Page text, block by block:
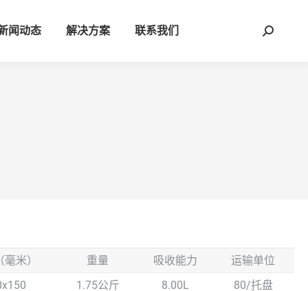
闻动态 解决方案 联系我们 Search:
米） 重量 吸收能力
运输单位
1.75公斤 8.00L 80/托盘